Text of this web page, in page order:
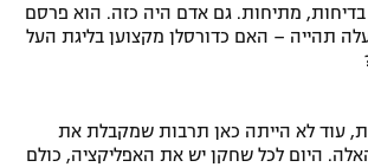
בדיחות, מתיחות. גם אדם היה כזה. הוא פרסם
תהייה – האם כדורסלן מקצוען בליגת העל
עוד לא הייתה כאן תרבות שמקבלת את
היום לכל שחקן יש את האפליקציה, כולם